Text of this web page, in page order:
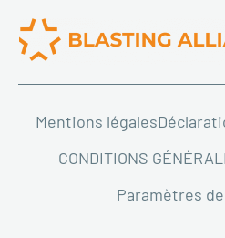
Mentions légales
CONDITIONS
Paramètres